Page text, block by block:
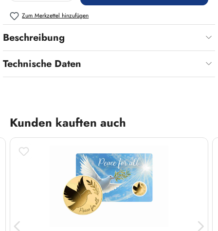
Zum Merkzettel hinzufügen
Beschreibung
Technische Daten
Produktgalerie überspringen
Kunden kauften auch